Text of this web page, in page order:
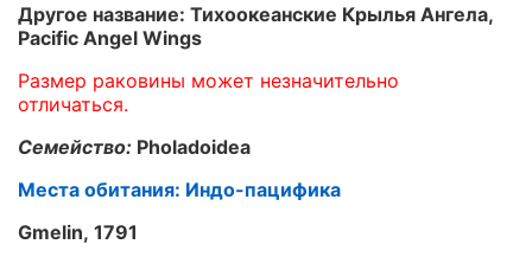
Другое название: Тихоокеанские Крылья Ангела,
Pacific Angel Wings
Размер раковины может незначительно
отличаться.
Семейство: Pholadoidea
Места обитания: Индо-пацифика
Gmelin, 1791